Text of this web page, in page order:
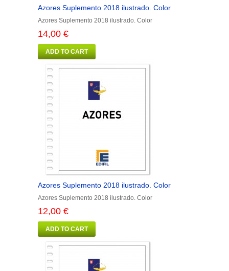
Azores Suplemento 2018 ilustrado. Color
Azores Suplemento 2018 ilustrado. Color
14,00 €
ADD TO CART
Azores Suplemento 2018 ilustrado. Color
Azores Suplemento 2018 ilustrado. Color
12,00 €
ADD TO CART